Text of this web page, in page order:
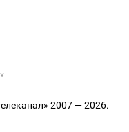
2007 — 2026.